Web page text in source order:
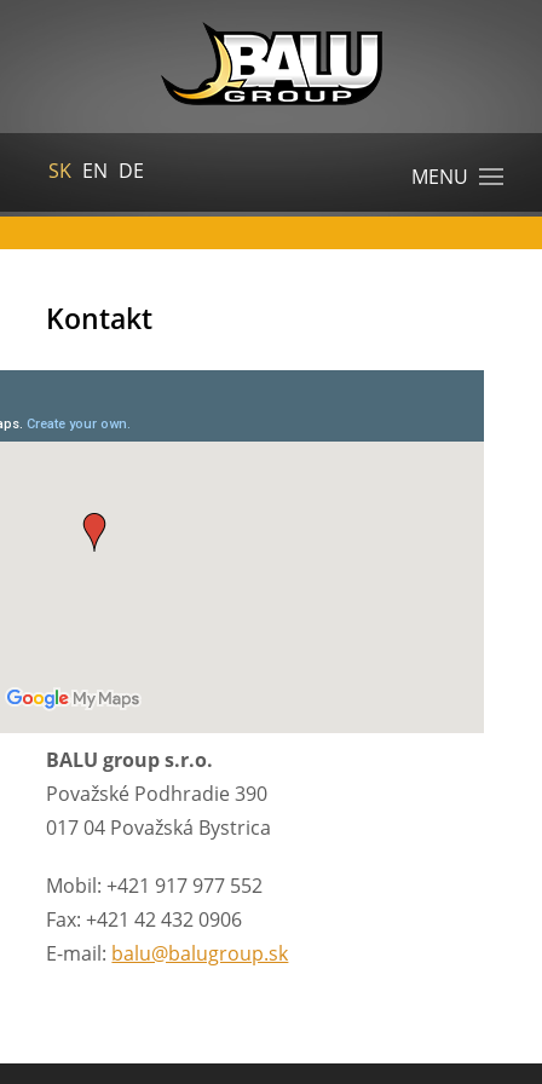
SK EN DE MENU
Kontakt
BALU group s.r.o.
Považské Podhradie 390
017 04 Považská Bystrica
Mobil: +421 917 977 552
Fax: +421 42 432 0906
E-mail: balu@balugroup.sk